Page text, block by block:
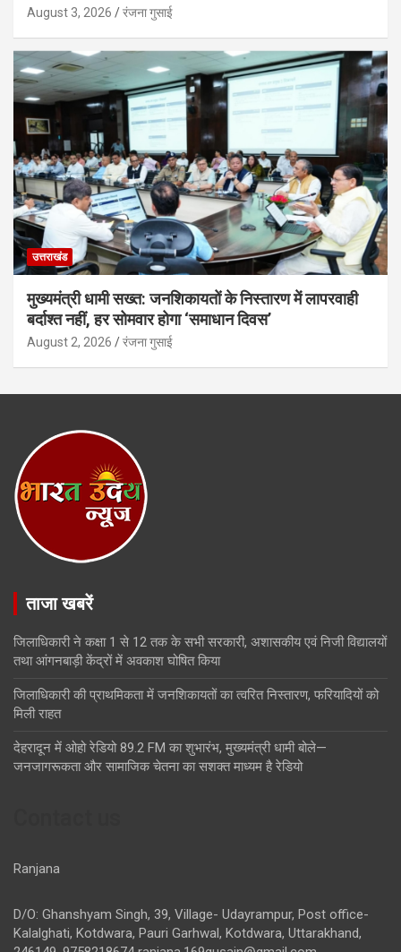
August 3, 2026 रंजना गुसाई
उत्तराखंड
मुख्यमंत्री धामी सख्त: जनशिकायतों के निस्तारण में लापरवाही
बर्दाश्त नहीं, हर सोमवार होगा ‘समाधान दिवस’
August 2, 2026 रंजना गुसाई
ताजा खबरें
जिलाधिकारी ने कक्षा 1 से 12 तक के सभी सरकारी, अशासकीय एवं निजी विद्यालयों
तथा आंगनबाड़ी केंद्रों में अवकाश घोषित किया
जिलाधिकारी की प्राथमिकता में जनशिकायतों का त्वरित निस्तारण, फरियादियों को
मिली राहत
देहरादून में ओहो रेडियो 89.2 FM का शुभारंभ, मुख्यमंत्री धामी बोले—
जनजागरूकता और सामाजिक चेतना का सशक्त माध्यम है रेडियो
Ranjana
D/O: Ghanshyam Singh, 39, Village- Udayrampur, Post office-
Kalalghati, Kotdwara, Pauri Garhwal, Kotdwara, Uttarakhand,